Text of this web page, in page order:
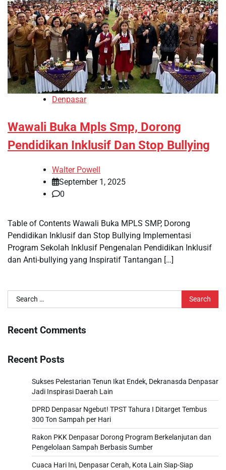
Denpasar
Wawali Buka Mpls Smp, Dorong
Pendidikan Inklusif Dan Stop Bullying
Walter Powell
September 1, 2025
0
Table of Contents Wawali Buka MPLS SMP, Dorong
Pendidikan Inklusif dan Stop Bullying Implementasi
Program Sekolah Inklusif Pengenalan Pendidikan Inklusif
dan Anti-bullying yang Inspiratif Tantangan […]
Search
for:
Recent Comments
Recent Posts
Sukses Pelestarian Tenun Ikat Endek, Dekranasda Denpasar
Jadi Inspirasi Daerah Lain
DPRD Denpasar Ngebut! TPST Tahura I Ditarget Tembus
300 Ton Sampah per Hari
Rakon PKK Denpasar Dorong Program Berkelanjutan dan
Pengelolaan Sampah Berbasis Sumber
Cuaca Hari Ini, Denpasar Cerah, Kota Lain Siap-Siap